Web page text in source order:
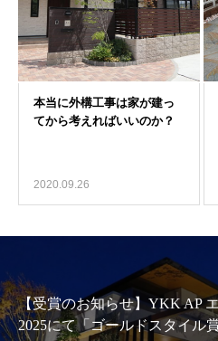
2020.09.26
【受賞のお知らせ】YKK AP
2025にて「ゴールドスタイル